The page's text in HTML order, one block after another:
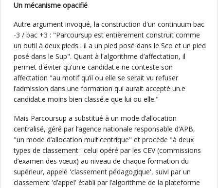
Un mécanisme opacifié
Autre argument invoqué, la construction d'un continuum bac
-3 / bac +3 : "Parcoursup est entièrement construit comme
un outil à deux pieds : il a un pied posé dans le Sco et un pied
posé dans le Sup". Quant à l'algorithme d’affectation, il
permet d'éviter qu'un.e candidat.e ne conteste son
affectation "au motif qu’il ou elle se serait vu refuser
l’admission dans une formation qui aurait accepté un.e
candidat.e moins bien classé.e que lui ou elle."
Mais Parcoursup a substitué à un mode d’allocation
centralisé, géré par l’agence nationale responsable d’APB,
"un mode d’allocation multicentrique" et procède "à deux
types de classement : celui opéré par les CEV (commissions
d’examen des vœux) au niveau de chaque formation du
supérieur, appelé 'classement pédagogique', suivi par un
classement 'd’appel' établi par l’algorithme de la plateforme